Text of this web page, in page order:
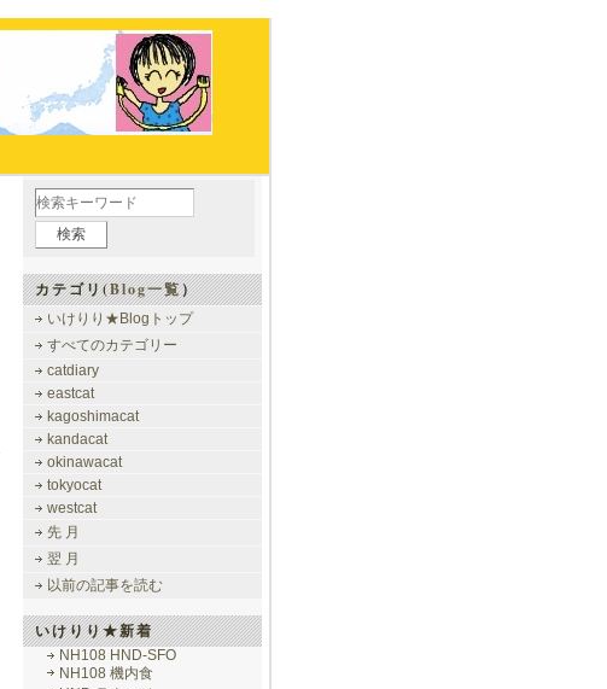
カテゴリ(Blog一覧）
いけりり★Blogトップ
すべてのカテゴリー
catdiary
eastcat
kagoshimacat
kandacat
okinawacat
tokyocat
westcat
先 月
翌 月
以前の記事を読む
いけりり★新着
NH108 HND-SFO
NH108 機内食